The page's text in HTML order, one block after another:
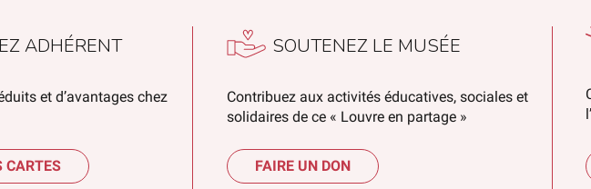
ADHÉRENT
et d’avantages chez
CARTES
SOUTENEZ LE MUSÉE
Contribuez aux activités éducatives, sociales et
solidaires de ce « Louvre en partage »
FAIRE UN DON